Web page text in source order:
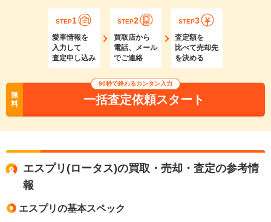
STEP1
愛車情報を
入力して
査定申し込み
STEP2
買取店から
電話、メール
でご連絡
STEP3
査定額を
比べて売却先
を決める
無
料
90秒で終わるカンタン入力
一括査定依頼スタート
エスプリ(ロータス)の買取・売却・査定の参考情
報
エスプリの基本スペック